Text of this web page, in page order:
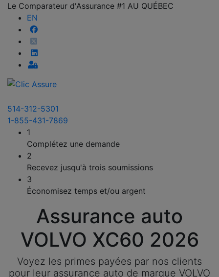
Le Comparateur d'Assurance #1 AU QUÉBEC
EN
514-312-5301
1-855-431-7869
1
Complétez une demande
2
Recevez jusqu'à trois soumissions
3
Économisez temps et/ou argent
Assurance auto
VOLVO XC60 2026
Voyez les primes payées par nos clients
pour leur assurance auto de marque VOLVO